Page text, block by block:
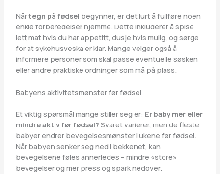
Nårtegn på fødsel begynner, er det lurt å fullføre noen
enkle forberedelser hjemme. Dette inkluderer å spise
lett mat hvis du har appetitt, dusje hvis mulig, og sørge
for at sykehusveska er klar. Mange velger også å
informere personer som skal passe eventuelle søsken
eller andre praktiske ordninger som må på plass.
Babyens aktivitetsmønster før fødsel
Et viktig spørsmål mange stiller seg er: Er baby mer eller
mindre aktiv før fødsel? Svaret varierer, men de fleste
babyer endrer bevegelsesmønster i ukene før fødsel.
Når babyen senker seg ned i bekkenet, kan
bevegelsene føles annerledes – mindre «store»
bevegelser og mer press og spark nedover.